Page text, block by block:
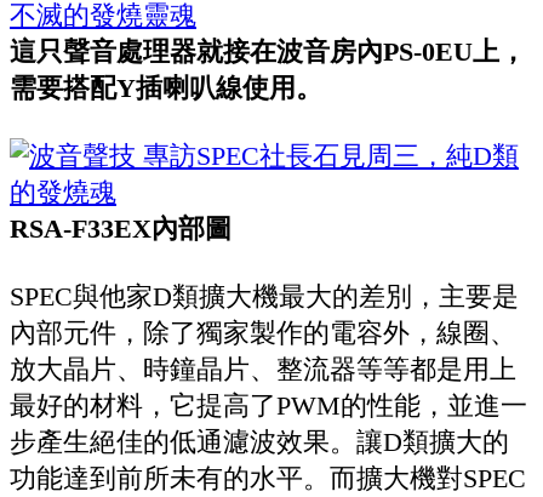
這只聲音處理器就接在波音房內PS-0EU上，
需要搭配Y插喇叭線使用。
RSA-F33EX內部圖
SPEC與他家D類擴大機最大的差別，主要是
內部元件，除了獨家製作的電容外，線圈、
放大晶片、時鐘晶片、整流器等等都是用上
最好的材料，它提高了PWM的性能，並進一
步產生絕佳的低通濾波效果。讓D類擴大的
功能達到前所未有的水平。而擴大機對SPEC